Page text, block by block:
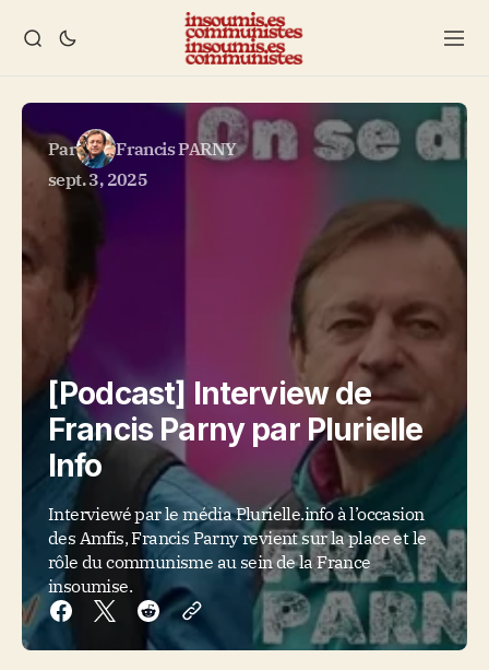
Par
Francis PARNY
sept. 3, 2025
[Podcast] Interview de
Francis Parny par Plurielle
Info
Interviewé par le média Plurielle.info à l’occasion
des Amfis, Francis Parny revient sur la place et le
rôle du communisme au sein de la France
insoumise.